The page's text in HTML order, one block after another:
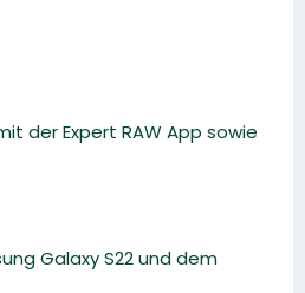
der Expert RAW App sowie
Galaxy S22 und dem